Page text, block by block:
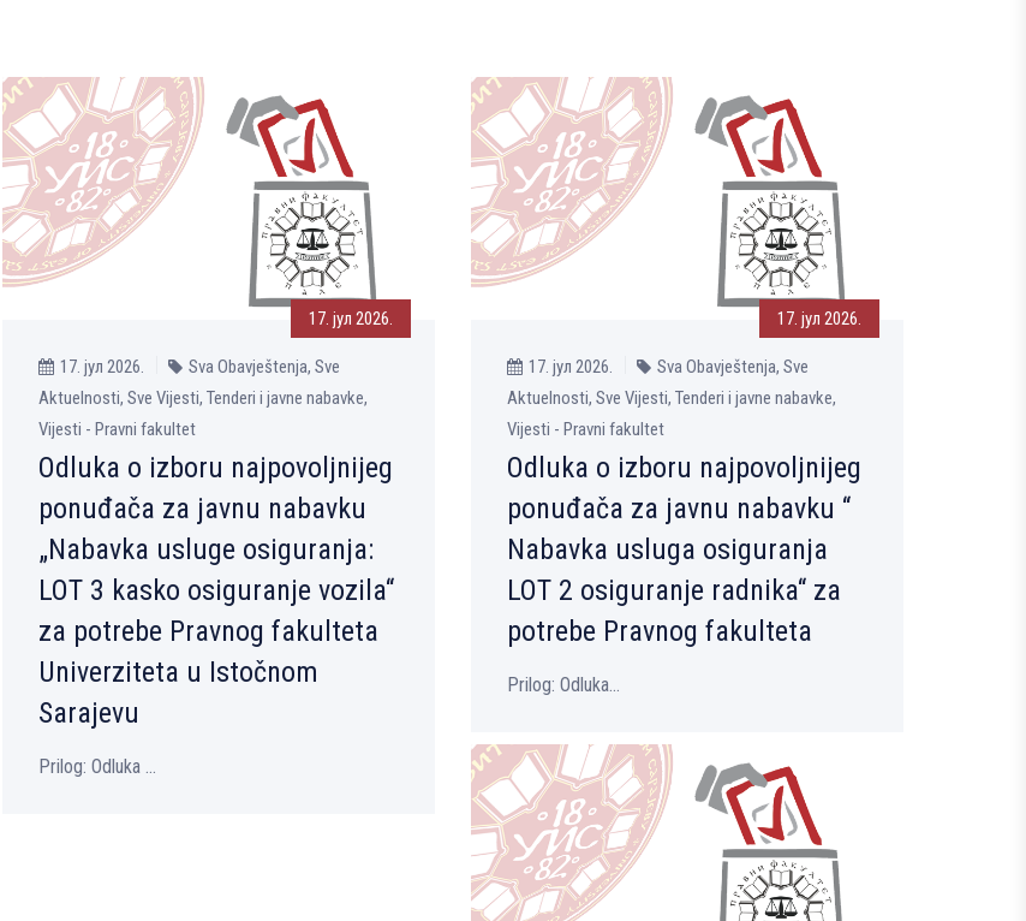
17. јул 2026.
17. јул 2026.
Sva Obavještenja, Sve
Aktuelnosti, Sve Vijesti, Tenderi i javne nabavke,
Vijesti - Pravni fakultet
Odluka o izboru najpovoljnijeg
ponuđača za javnu nabavku
„Nabavka usluge osiguranja:
LOT 3 kasko osiguranje vozila“
za potrebe Pravnog fakulteta
Univerziteta u Istočnom
Sarajevu
Prilog: Odluka ...
17. јул 2026.
17. јул 2026.
Sva Obavještenja, Sve
Aktuelnosti, Sve Vijesti, Tenderi i javne nabavke,
Vijesti - Pravni fakultet
Odluka o izboru najpovoljnijeg
ponuđača za javnu nabavku “
Nabavka usluga osiguranja
LOT 2 osiguranje radnika“ za
potrebe Pravnog fakulteta
Prilog: Odluka...